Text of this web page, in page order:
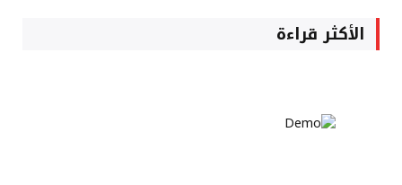
الأكثر قراءة